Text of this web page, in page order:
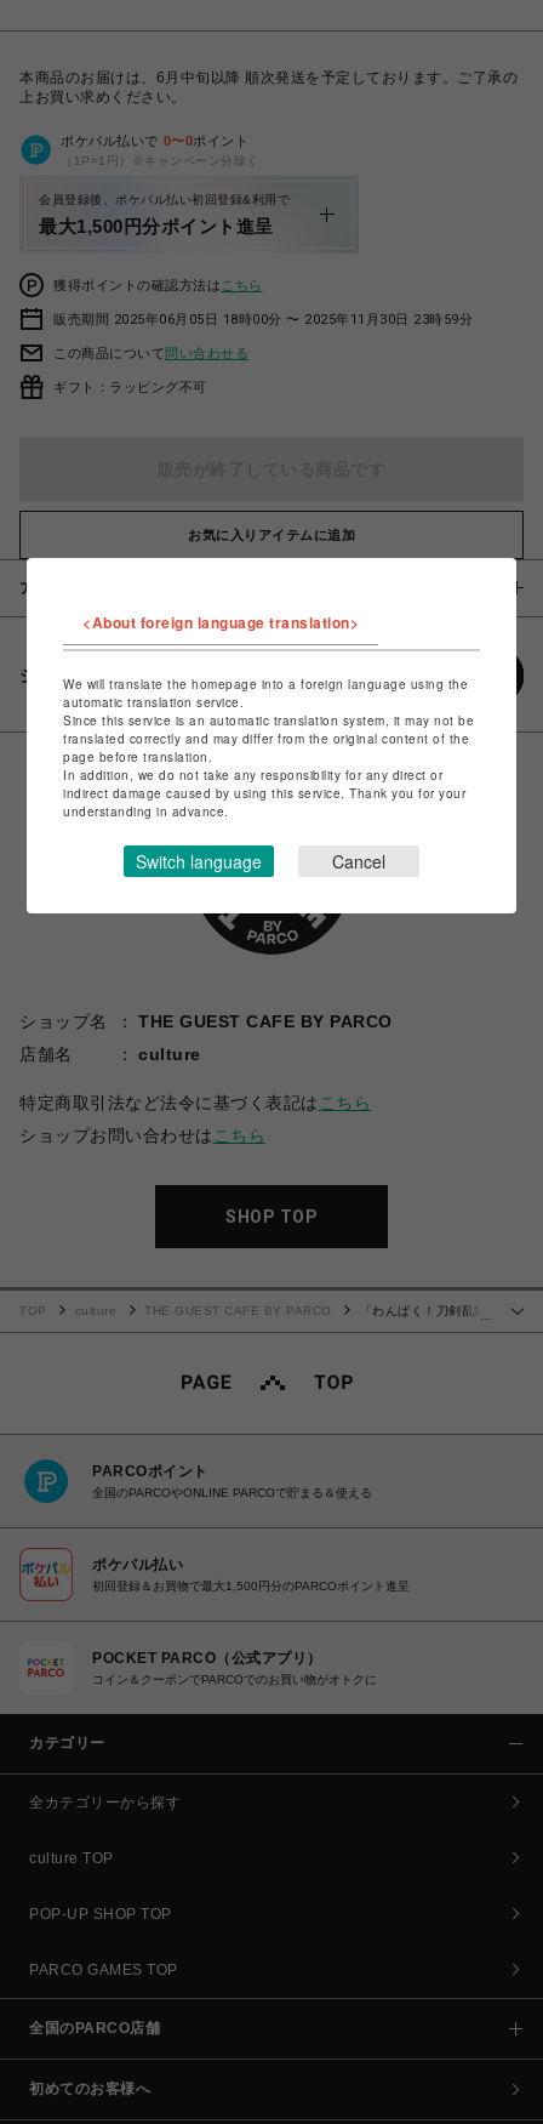
本商品のお届けは、6月中旬以降 順次発送を予定しております。ご了承の
上お買い求めください。
ポケパル払いで 0〜0ポイント
（1P=1円）※キャンペーン分除く
会員登録後、ポケパル払い初回登録&利用で
最大1,500円分ポイント進呈
獲得ポイントの確認方法は こちら
販売期間 2025年06月05日 18時00分 〜 2025年11月30日 23時59分
この商品について問い合わせる
ギフト：ラッピング不可
お気に入りアイテムに追加
アイテム説明 / 素材
シェアする
ショップ名
THE GUEST CAFE BY PARCO
店舗名
culture
特定商取引法など法令に基づく表記は こちら
ショップお問い合わせは こちら
SHOP TOP
TOP culture THE GUEST CAFE BY PARCO
「わんぱく！刀剣乱舞
PARCOポイント
全国のPARCOやONLINE PARCOで貯まる＆使える
ポケパル払い
初回登録＆お買物で最大1,500円分のPARCOポイント進呈
POCKET PARCO（公式アプリ）
コイン＆クーポンでPARCOでのお買い物がオトクに
カテゴリー
全カテゴリーから探す
culture TOP
POP-UP SHOP TOP
PARCO GAMES TOP
全国のPARCO店舗
初めてのお客様へ
<About foreign language translation>
We will translate the homepage into a foreign language using the
automatic translation service.
Since this service is an automatic translation system, it may not be
translated correctly and may differ from the original content of the
page before translation.
In addition, we do not take any responsibility for any direct or
indirect damage caused by using this service. Thank you for your
understanding in advance.
Switch language Cancel